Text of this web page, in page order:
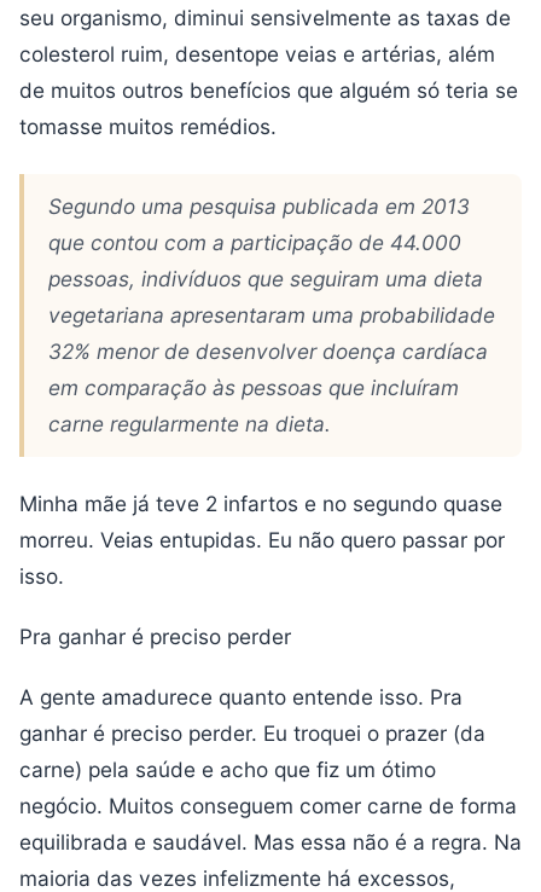
seu organismo, diminui sensivelmente as taxas de
colesterol ruim, desentope veias e artérias, além
de muitos outros benefícios que alguém só teria se
tomasse muitos remédios.
Segundo uma pesquisa publicada em 2013
que contou com a participação de 44.000
pessoas, indivíduos que seguiram uma dieta
vegetariana apresentaram uma probabilidade
32% menor de desenvolver doença cardíaca
em comparação às pessoas que incluíram
carne regularmente na dieta.
Minha mãe já teve 2 infartos e no segundo quase
morreu. Veias entupidas. Eu não quero passar por
isso.
Pra ganhar é preciso perder
A gente amadurece quanto entende isso. Pra
ganhar é preciso perder. Eu troquei o prazer (da
carne) pela saúde e acho que fiz um ótimo
negócio. Muitos conseguem comer carne de forma
equilibrada e saudável. Mas essa não é a regra. Na
maioria das vezes infelizmente há excessos,